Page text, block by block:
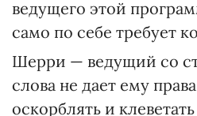
ведущего этой
само по себе требует
Шерри — ведущий со
слова не дает ему
оскорблять и